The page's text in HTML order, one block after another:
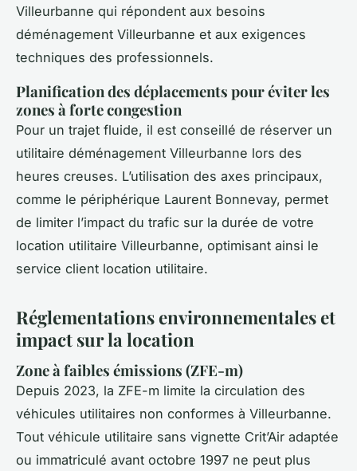
Villeurbanne qui répondent aux besoins
déménagement Villeurbanne et aux exigences
techniques des professionnels.
Planification des déplacements pour éviter les
zones à forte congestion
Pour un trajet fluide, il est conseillé de réserver un
utilitaire déménagement Villeurbanne lors des
heures creuses. L’utilisation des axes principaux,
comme le périphérique Laurent Bonnevay, permet
de limiter l’impact du trafic sur la durée de votre
location utilitaire Villeurbanne, optimisant ainsi le
service client location utilitaire.
Réglementations environnementales et
impact sur la location
Zone à faibles émissions (ZFE-m)
Depuis 2023, la ZFE-m limite la circulation des
véhicules utilitaires non conformes à Villeurbanne.
Tout véhicule utilitaire sans vignette Crit’Air adaptée
ou immatriculé avant octobre 1997 ne peut plus